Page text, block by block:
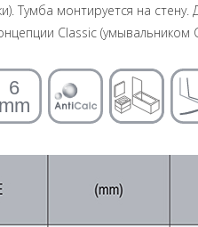
Тумба монтируется на
Classic (умывальником